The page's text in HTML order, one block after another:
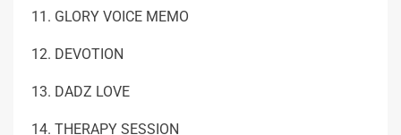
11. GLORY VOICE MEMO
12. DEVOTION
13. DADZ LOVE
14. THERAPY SESSION